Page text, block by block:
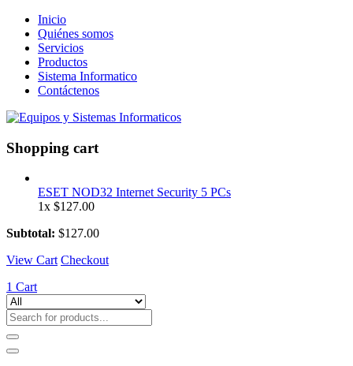
Inicio
Quiénes somos
Servicios
Productos
Sistema Informatico
Contáctenos
Shopping cart
ESET NOD32 Internet Security 5 PCs
1x $127.00
Subtotal: $127.00
View Cart Checkout
1 Cart